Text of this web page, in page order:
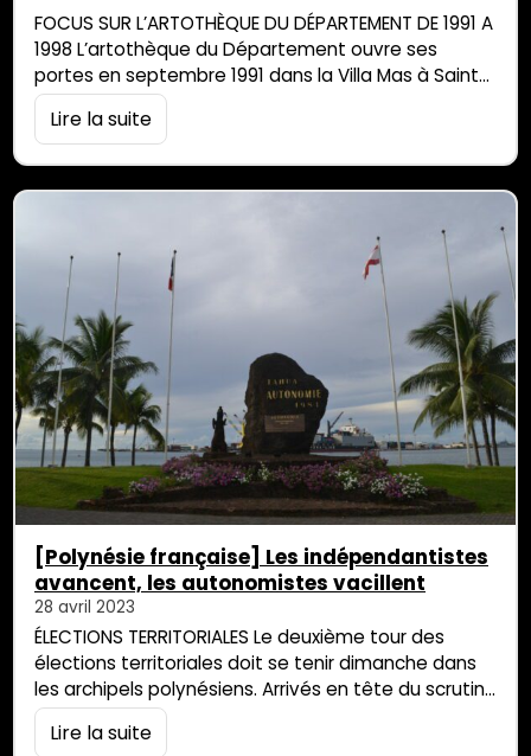
FOCUS SUR L’ARTOTHÈQUE DU DÉPARTEMENT DE 1991 A
1998 L’artothèque du Département ouvre ses
portes en septembre 1991 dans la Villa Mas à Saint-
Denis, fleuron de l’architecture créole acquise en
1985 par le conseil général. Outil majeur du plan de
Lire la suite
[Polynésie française] Les indépendantistes
avancent, les autonomistes vacillent
28 avril 2023
ÉLECTIONS TERRITORIALES Le deuxième tour des
élections territoriales doit se tenir dimanche dans
les archipels polynésiens. Arrivés en tête du scrutin il
y a quinze jours, les indépendantistes du Tavini
Huiraatira font face à des autonomistes, partisans
Lire la suite